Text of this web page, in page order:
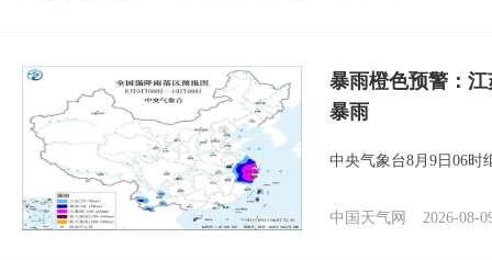
暴雨橙色预警：
暴雨
中央气象台8月9日06时
中国天气网 2026-08-